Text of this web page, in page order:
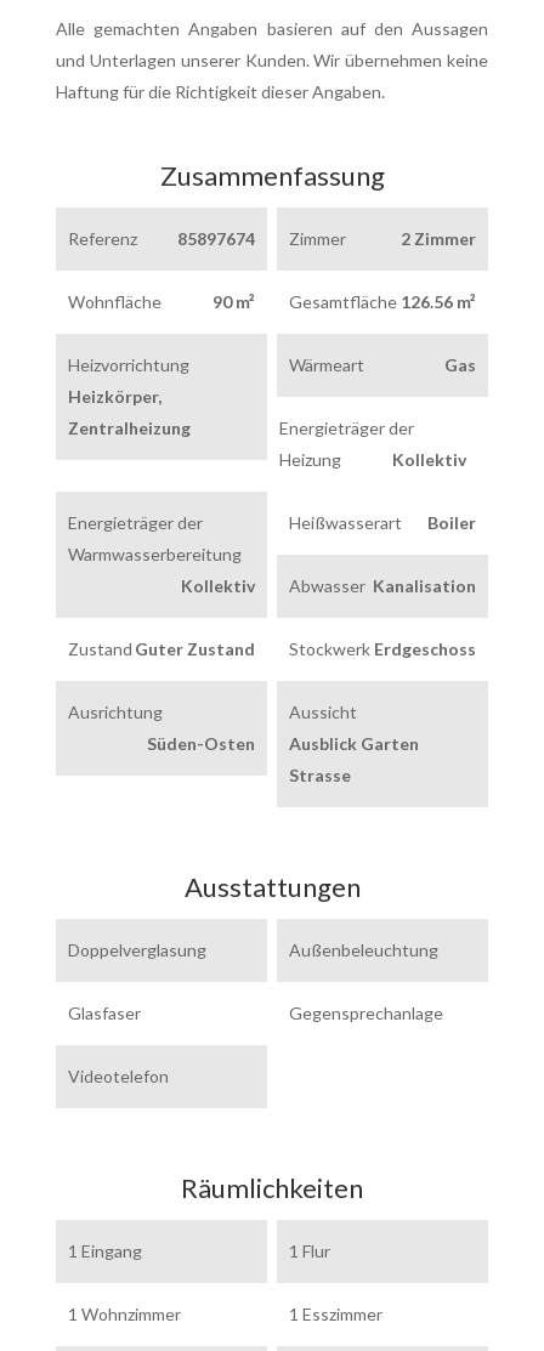
Alle gemachten Angaben basieren auf den Aussagen
und Unterlagen unserer Kunden. Wir übernehmen keine
Haftung für die Richtigkeit dieser Angaben.
Zusammenfassung
Referenz 85897674 Zimmer 2 Zimmer
Wohnfläche 90 m² Gesamtfläche 126.56 m²
Heizvorrichtung
Heizkörper,
Zentralheizung
Wärmeart Gas
Energieträger der
Heizung
Kollektiv
Heißwasserart Boiler
Energieträger der
Warmwasserbereitung
Kollektiv
Abwasser Kanalisation
Zustand Guter Zustand Stockwerk Erdgeschoss
Ausrichtung
Süden-Osten
Aussicht
Ausblick Garten
Strasse
Ausstattungen
Doppelverglasung Außenbeleuchtung
Glasfaser Gegensprechanlage
Videotelefon
Räumlichkeiten
1 Eingang 1 Flur
1 Wohnzimmer 1 Esszimmer